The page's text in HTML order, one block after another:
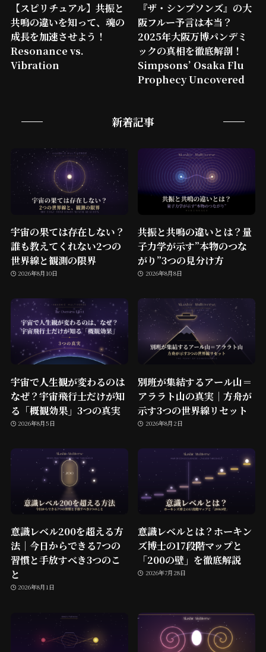
【スピリチュアル】共振と
共鳴の違いを知って、魂の
成長を加速させよう！
Resonance vs.
Vibration
『ザ・シンプソンズ』の大
阪フルー予言は本当？
2025年大阪万博パンデミ
ックの真相を徹底解剖！
Simpsons’ Osaka Flu
Prophecy Uncovered
新着記事
宇宙の果ては存在しない？
誰も教えてくれない2つの
世界線と観測の限界
2026年8月10日
共振と共鳴の違いとは？量
子力学が示す”本物のつな
がり”3つの見分け方
2026年8月8日
宇宙で人生観が変わるのは
なぜ？宇宙飛行士だけが知
る「概観効果」3つの真実
2026年8月5日
別班が集結するアール山＝
アララト山の真実｜方舟が
示す3つの世界線リセット
2026年8月2日
意識レベル200を超える方
法｜今日からできる7つの
習慣と手放すべき3つのこ
と
2026年8月1日
意識レベルとは？ホーキン
ズ博士の17段階マップと
「200の壁」を徹底解説
2026年7月28日